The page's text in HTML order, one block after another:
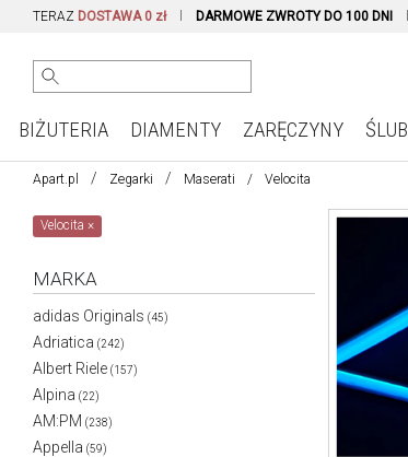
TERAZ DOSTAWA 0 zł DARMOWE ZWROTY DO 100 DNI
BIŻUTERIA DIAMENTY ZARĘCZYNY ŚLUB
Apart.pl Zegarki Maserati Velocita
Velocita×
MARKA
adidas Originals (45)
Adriatica (242)
Albert Riele (157)
Alpina (22)
AM:PM (238)
Appella (59)